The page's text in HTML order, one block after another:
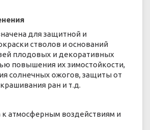
для защитной и
стволов и оснований
плодовых и декоративных
повышения их зимостойкости,
солнечных ожогов, защиты от
ран и т.д.
к атмосферным воздействиям и